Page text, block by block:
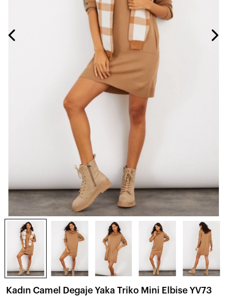
Kadın Camel Degaje Yaka Triko Mini Elbise YV73